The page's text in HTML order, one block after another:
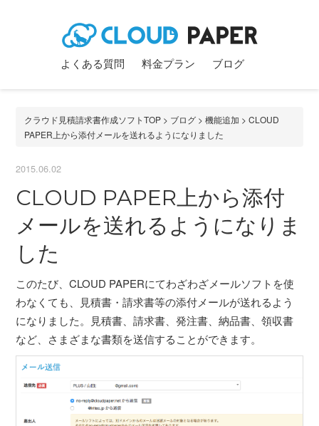
よくある質問 料金プラン ブログ
クラウド見積請求書作成ソフトTOP > ブログ >機能追加 > CLOUD
PAPER上から添付メールを送れるようになりました
2015.06.02
CLOUD PAPER上から添付
メールを送れるようになりま
した
このたび、CLOUD PAPERにてわざわざメールソフトを使
わなくても、見積書・請求書等の添付メールが送れるよう
になりました。見積書、請求書、発注書、納品書、領収書
など、さまざまな書類を送信することができます。